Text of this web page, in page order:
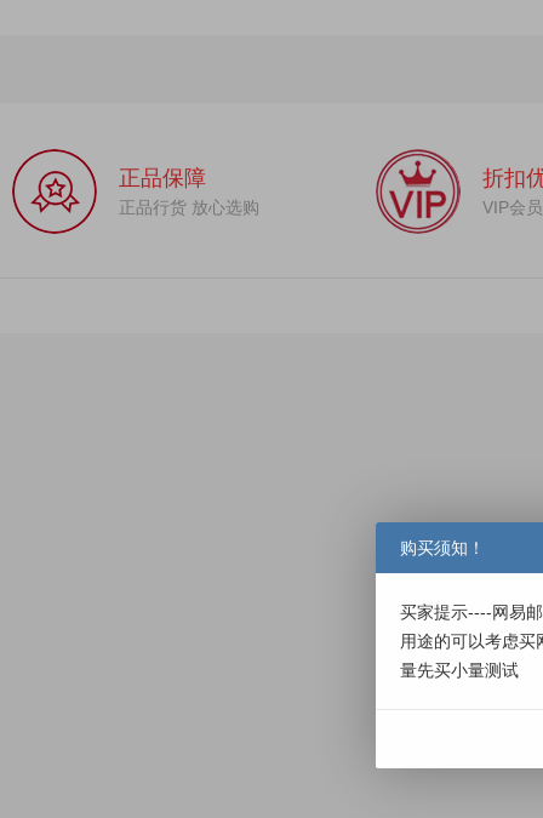
正品保障
正品行货 放心选购
折扣
VIP会
购买须知！
买家提示----网易
用途的可以考虑
量先买小量测试